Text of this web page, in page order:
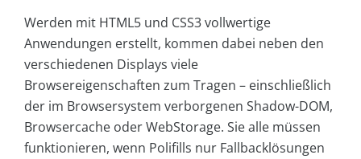
Werden mit HTML5 und CSS3 vollwertige
Anwendungen erstellt, kommen dabei neben den
verschiedenen Displays viele
Browsereigenschaften zum Tragen – einschließlich
der im Browsersystem verborgenen Shadow-DOM,
Browsercache oder WebStorage. Sie alle müssen
funktionieren, wenn Polifills nur Fallbacklösungen